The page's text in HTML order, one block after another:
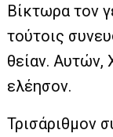
Βίκτωρα τον
τούτοις
θείαν. Αυτών,
ελέησον.
Τρισάριθμον